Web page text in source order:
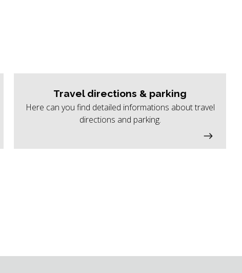
Travel directions & parking
Here can you find detailed informations about travel
directions and parking.